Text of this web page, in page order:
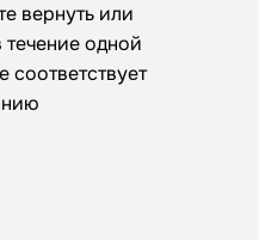
вернуть или
течение одной
соответствует